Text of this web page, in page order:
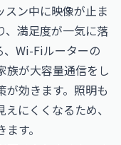
スン中に映像が止ま
、満足度が一気に落
、Wi-Fiルーターの
族が大容量通信をし
が効きます。照明も
にくくなるため、
す。